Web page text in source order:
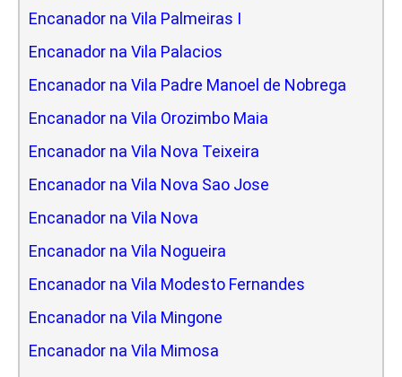
Encanador na Vila Palmeiras I
Encanador na Vila Palacios
Encanador na Vila Padre Manoel de Nobrega
Encanador na Vila Orozimbo Maia
Encanador na Vila Nova Teixeira
Encanador na Vila Nova Sao Jose
Encanador na Vila Nova
Encanador na Vila Nogueira
Encanador na Vila Modesto Fernandes
Encanador na Vila Mingone
Encanador na Vila Mimosa